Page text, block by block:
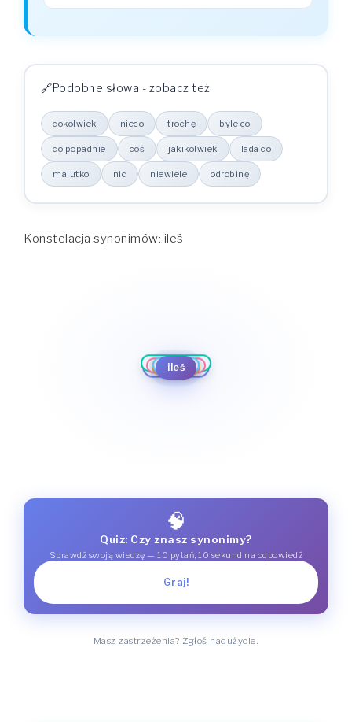
Podobne słowa - zobacz też
cokolwiek nieco trochę byle co
co popadnie coś jakikolwiek lada co
malutko nic niewiele odrobinę
Konstelacja synonimów: ileś
ileś
cokolwiek
nieco
trochę
byle co
co popadnie
coś
jakikolwiek
lada co
malutko
nic
niewiele
odrobinę
🧠
Quiz: Czy znasz synonimy?
Sprawdź swoją wiedzę — 10 pytań, 10 sekund na odpowiedź
Graj!
Masz zastrzeżenia? Zgłoś nadużycie.